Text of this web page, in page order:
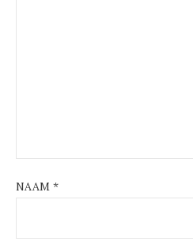
NAAM *